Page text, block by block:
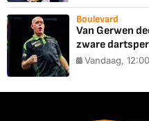
Boulevard
Van Gerwen
zware
Vandaag, 12:00